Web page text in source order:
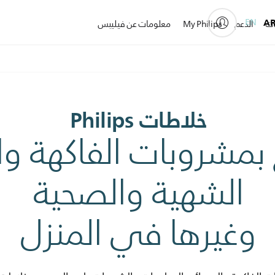
الدعم My Philips معلومات عن فيليبس EN
خلاطات Philips
الفاكهة
الشهية والصحية
وغيرها في المنزل